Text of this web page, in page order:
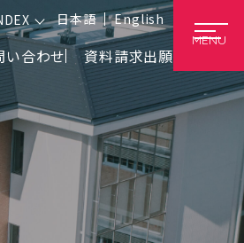
日本語 English
い合わせ 資料請求出願
MENU